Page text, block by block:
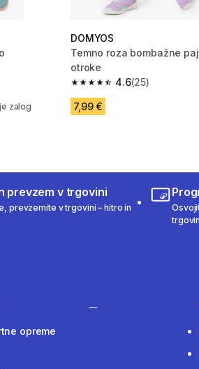
ocene
zalog
DOMYOS
Temno roza bombažne
otroke
4.6
4.6 od 5 zvezdic from 25
(25)
7,99 €
prevzem v trgovini
prevzemite v trgovini – hitro in
opreme